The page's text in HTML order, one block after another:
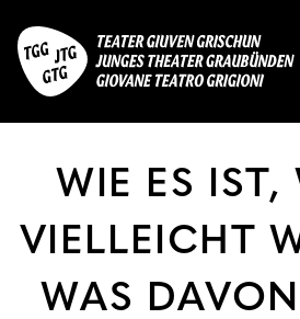
WIE ES IST,
VIELLEICHT
WAS DAVON